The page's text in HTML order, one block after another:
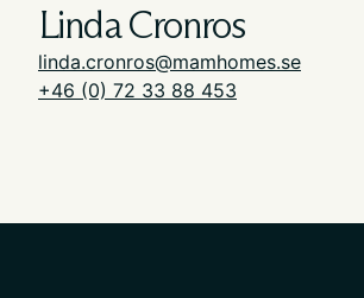
Linda Cronros
linda.cronros@mamhomes.se
+46 (0) 72 33 88 453